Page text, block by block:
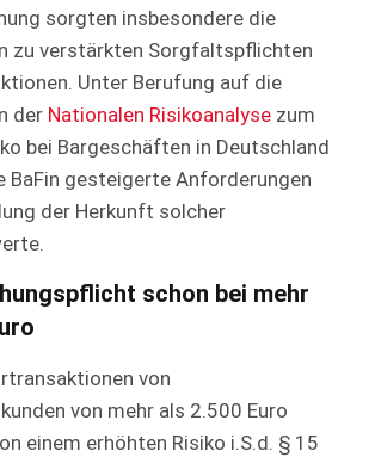
sorgten insbesondere die
zu verstärkten Sorgfaltspflichten
Unter Berufung auf die
der Nationalen Risikoanalyse zum
bei Bargeschäften in Deutschland
BaFin gesteigerte Anforderungen
der Herkunft solcher
schon bei mehr
von
von mehr als 2.500 Euro
einem erhöhten Risiko i.S.d. § 15